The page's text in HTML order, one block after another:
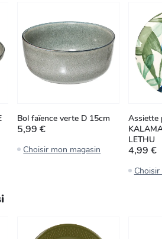
Bol faïence verte D 15cm
5,99 €
Choisir mon magasin
Assiette
LETHU
4,99 €